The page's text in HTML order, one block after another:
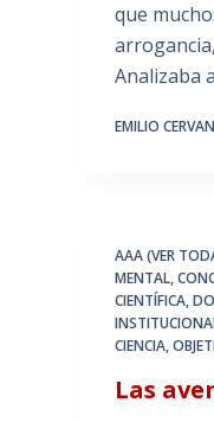
que
Analizaba
EMILIO
AAA (VER
MENTAL,
CIENTÍFICA,
CIENCIA,
Las